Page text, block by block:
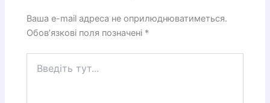
Ваша e-mail адреса не оприлюднюватиметься.
Обов’язкові поля позначені *
тут...